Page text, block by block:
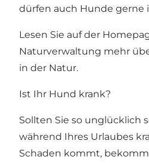
dürfen auch Hunde gerne
Lesen Sie auf der
Naturverwaltung mehr
in der Natur.
Ist Ihr Hund krank?
Sollten Sie so unglücklich
während Ihres Urlaubes
Schaden kommt,